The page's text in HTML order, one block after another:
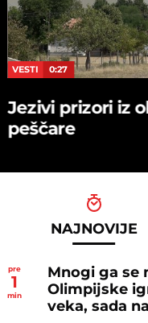
VESTI 0:27
Jezivi prizori iz
peščare
NAJNOVIJE
pre
1
min
Mnogi ga se
Olimpijske
veka, sada